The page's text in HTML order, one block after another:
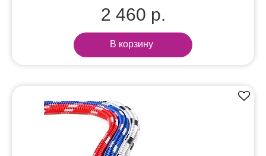
2 460 р.
В корзину